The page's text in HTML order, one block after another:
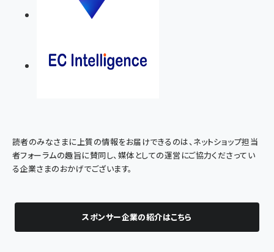
読者のみなさまに上質の情報をお届けできるのは、ネットショップ担当
者フォーラムの趣旨に賛同し、媒体としての運営にご協力くださってい
る企業さまのおかげでございます。
スポンサー企業の紹介はこちら